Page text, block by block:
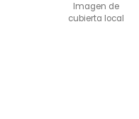
Imagen de
cubierta local